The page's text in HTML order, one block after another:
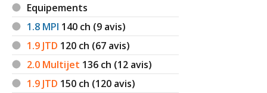
Equipements
1.8 MPI 140 ch (9 avis)
1.9 JTD 120 ch (67 avis)
2.0 Multijet 136 ch (12 avis)
1.9 JTD 150 ch (120 avis)